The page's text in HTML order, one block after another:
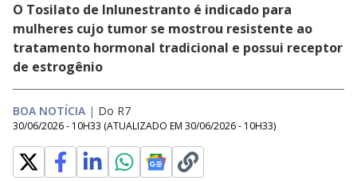
O Tosilato de Inlunestranto é indicado para
mulheres cujo tumor se mostrou resistente ao
tratamento hormonal tradicional e possui receptor
de estrogênio
BOA NOTÍCIA | Do R7
30/06/2026 - 10H33 (ATUALIZADO EM 30/06/2026 - 10H33)